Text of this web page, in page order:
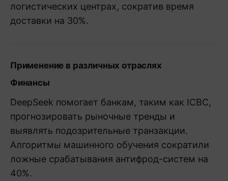
логистических центрах, сократив время
доставки на 30%.
Применение в различных отраслях
Финансы
DeepSeek помогает банкам, таким как ICBC,
прогнозировать рыночные тренды и
выявлять подозрительные транзакции.
Алгоритмы машинного обучения сократили
ложные срабатывания антифрод-систем на
40%.